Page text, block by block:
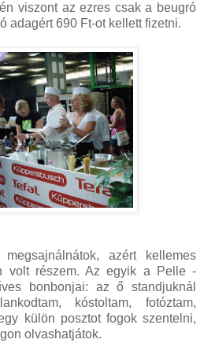
viszont az ezres csak a beugró
adagért 690 Ft-ot kellett fizetni.
azért kellemes
volt részem. Az egyik a Pelle -
bonbonjai: az ő standjuknál
kóstoltam, fotóztam,
külön posztot fogok szentelni,
olvashatjátok.